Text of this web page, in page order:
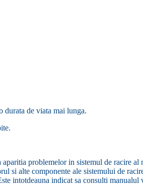
durata de viata mai lunga.
problemelor in sistemul de racire
alte componente ale sistemului de
intotdeauna indicat sa consulti